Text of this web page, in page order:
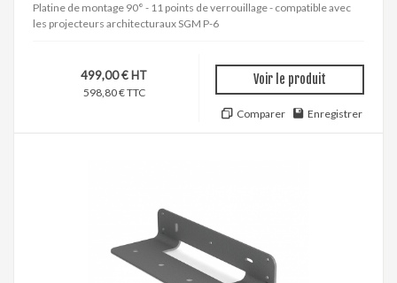
Platine de montage 90° - 11 points de verrouillage - compatible avec
les projecteurs architecturaux SGM P-6
499,00 € HT
598,80 € TTC
Voir le produit
Comparer Enregistrer